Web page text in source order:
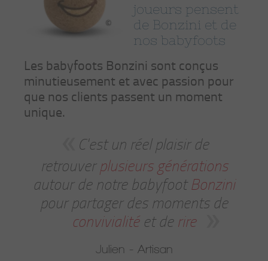
joueurs pensent
de Bonzini et de
nos babyfoots
Les babyfoots Bonzini sont conçus
minutieusement et avec passion pour
que nos clients passent un moment
unique.
C'est un réel plaisir de
retrouverplusieurs générations
autour de notre babyfootBonzini
pour partager des moments de
convivialitéet de rire
Julien - Artisan